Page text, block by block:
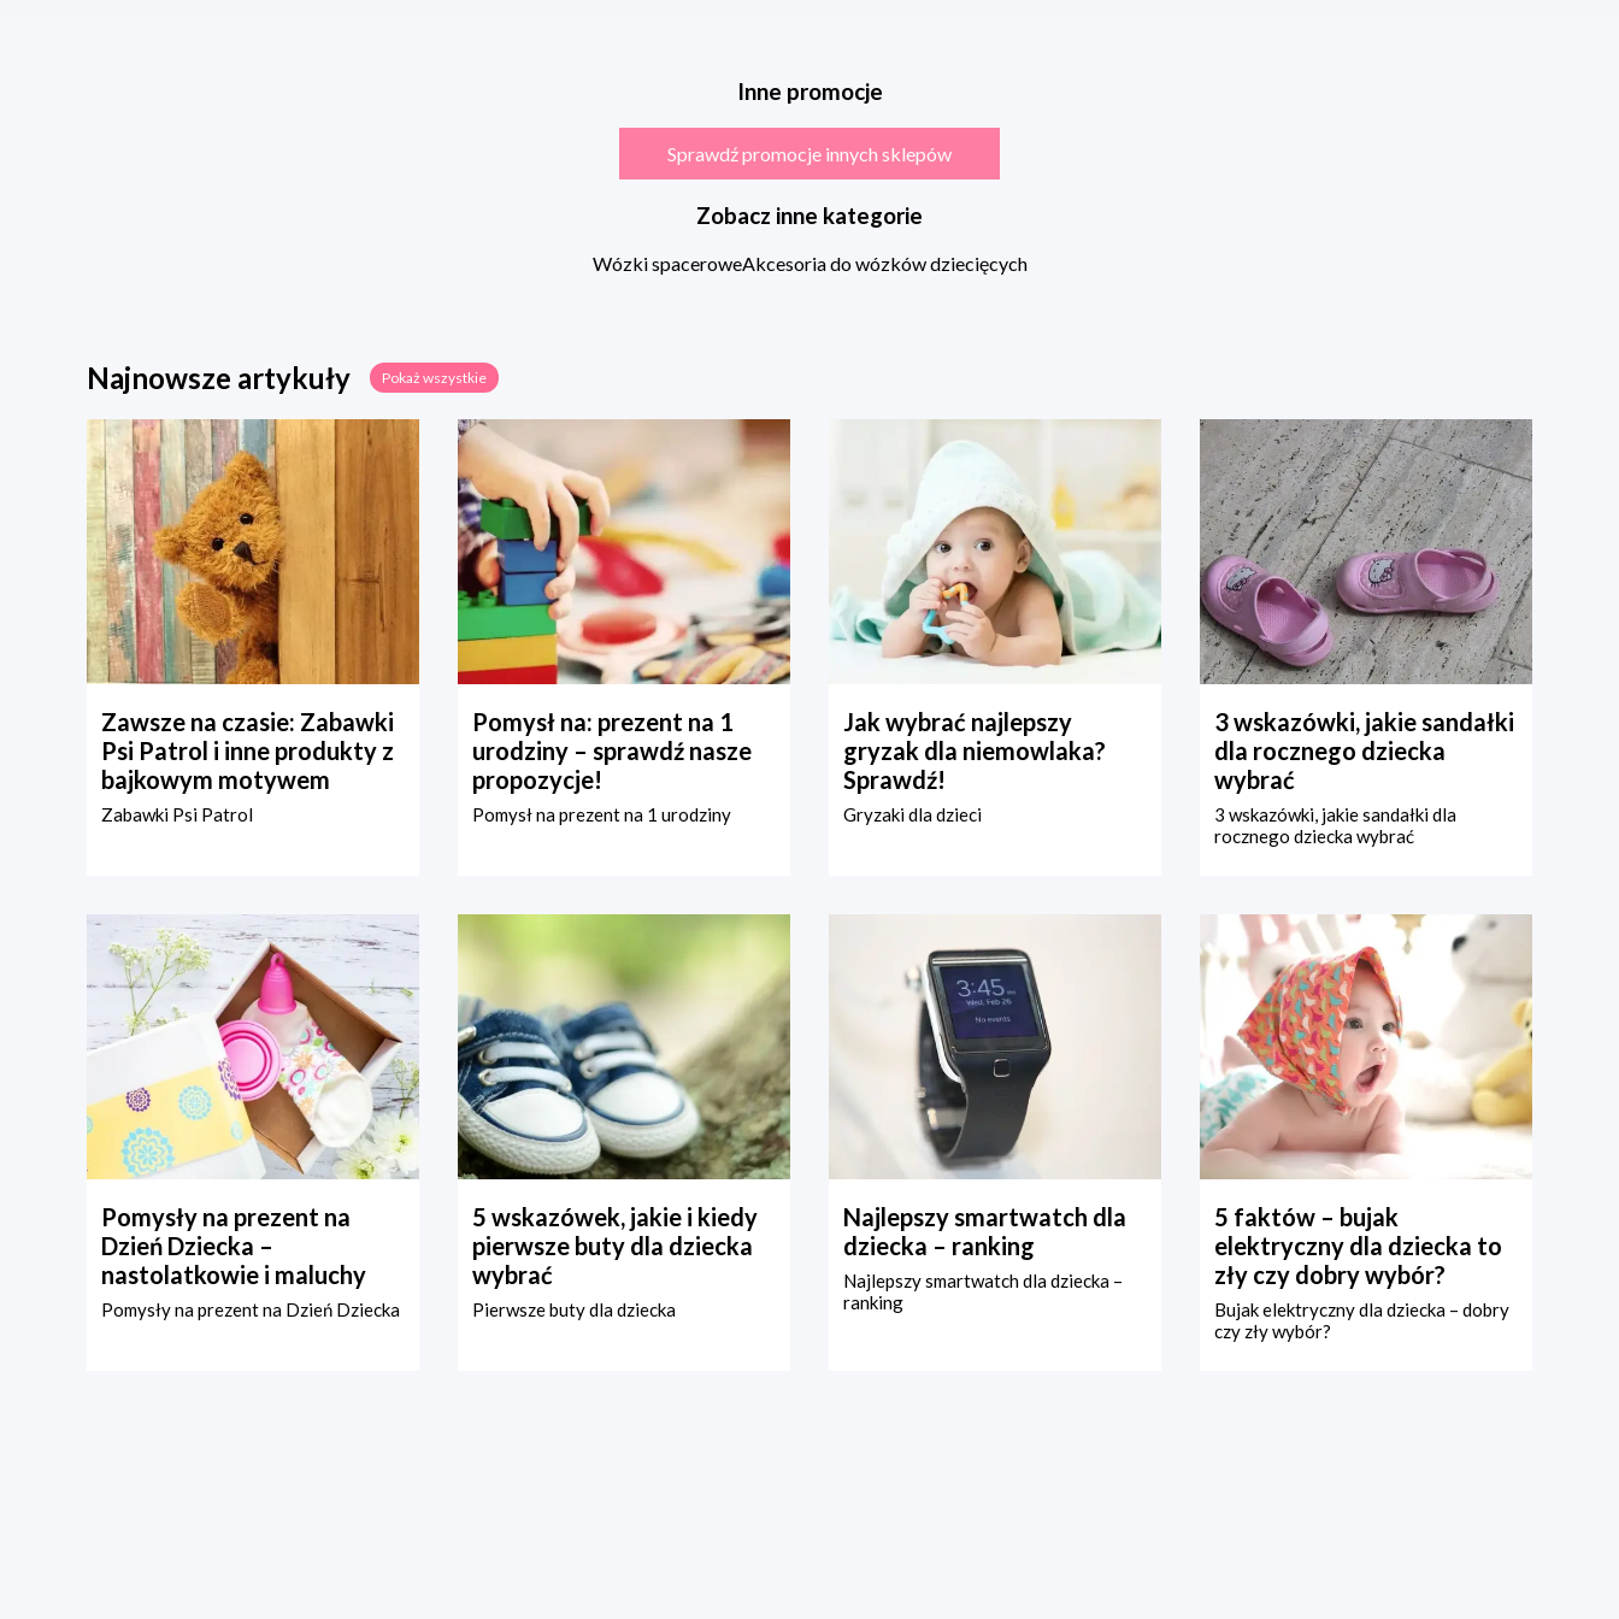
Inne promocje
Sprawdź promocje innych sklepów
Zobacz inne kategorie
Wózki spaceroweAkcesoria do wózków dziecięcych
Najnowsze artykuły Pokaż wszystkie
Zawsze na czasie: Zabawki
Psi Patrol i inne produkty z
bajkowym motywem
Zabawki Psi Patrol
Pomysł na: prezent na 1
urodziny – sprawdź nasze
propozycje!
Pomysł na prezent na 1 urodziny
Jak wybrać najlepszy
gryzak dla niemowlaka?
Sprawdź!
Gryzaki dla dzieci
3 wskazówki, jakie sandałki
dla rocznego dziecka
wybrać
3 wskazówki, jakie sandałki dla
rocznego dziecka wybrać
Pomysły na prezent na
Dzień Dziecka –
nastolatkowie i maluchy
Pomysły na prezent na Dzień Dziecka
5 wskazówek, jakie i kiedy
pierwsze buty dla dziecka
wybrać
Pierwsze buty dla dziecka
Najlepszy smartwatch dla
dziecka – ranking
Najlepszy smartwatch dla dziecka –
ranking
5 faktów – bujak
elektryczny dla dziecka to
zły czy dobry wybór?
Bujak elektryczny dla dziecka – dobry
czy zły wybór?